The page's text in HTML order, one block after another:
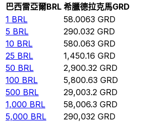
巴西雷亞爾BRL 希臘德拉克馬GRD
1 BRL 58.0063 GRD
5 BRL 290.032 GRD
10 BRL 580.063 GRD
25 BRL 1,450.16 GRD
50 BRL 2,900.32 GRD
100 BRL 5,800.63 GRD
500 BRL 29,003.2 GRD
1,000 BRL 58,006.3 GRD
5,000 BRL 290,032 GRD